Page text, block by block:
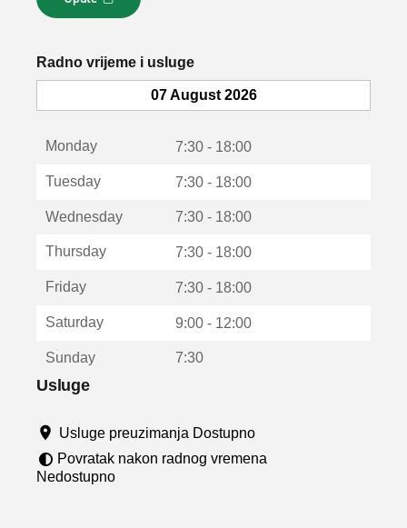
i
k
o
u
u
Radno vrijeme i usluge
07 August 2026
Monday 7:30 - 18:00
Tuesday 7:30 - 18:00
Wednesday 7:30 - 18:00
Thursday 7:30 - 18:00
Friday 7:30 - 18:00
Saturday 9:00 - 12:00
Sunday 7:30
Usluge
Usluge preuzimanja Dostupno
Povratak nakon radnog vremena
Nedostupno